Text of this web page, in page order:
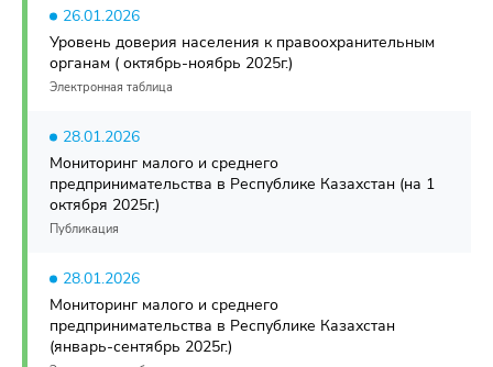
26.01.2026
Уровень доверия населения к правоохранительным
органам ( октябрь-ноябрь 2025г.)
Электронная таблица
28.01.2026
Мониторинг малого и среднего
предпринимательства в Республике Казахстан (на 1
октября 2025г.)
Публикация
28.01.2026
Мониторинг малого и среднего
предпринимательства в Республике Казахстан
(январь-сентябрь 2025г.)